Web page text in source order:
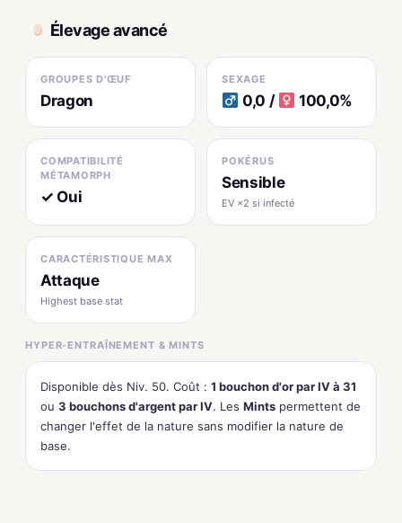
Élevage avancé
GROUPES D'ŒUF
Dragon
SEXAGE
0,0 / 100,0%
COMPATIBILITÉ
MÉTAMORPH
✓ Oui
POKÉRUS
Sensible
EV ×2 si infecté
CARACTÉRISTIQUE MAX
Attaque
Highest base stat
HYPER-ENTRAÎNEMENT & MINTS
Disponible dès Niv. 50. Coût : 1 bouchon d'or par IV à 31
ou 3 bouchons d'argent par IV. Les Mints permettent de
changer l'effet de la nature sans modifier la nature de
base.